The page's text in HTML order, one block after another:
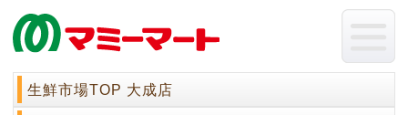
生鮮市場TOP 大成店